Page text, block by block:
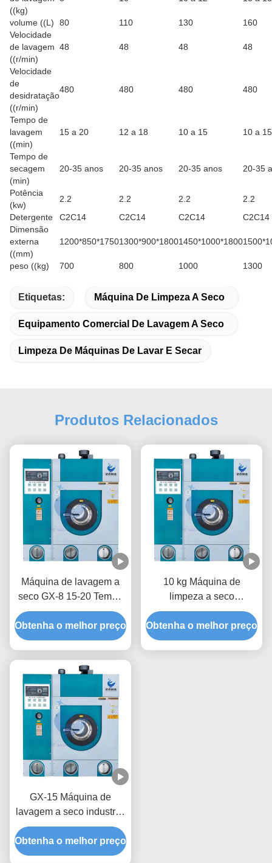
((kg)
volume ((L) 80 110 130
160
Velocidade
de lavagem
((r/min)
48 48 48 48
Velocidade
de
desidratação
((r/min)
480 480 480 480
Tempo de
lavagem
((min)
15 a 20 12 a 18 10 a 15 10 a 15
Tempo de
secagem
(min)
20-35 anos 20-35 anos 20-35 anos 20-35
Potência
(kw)
2.2 2.2 2.2
2.2
Detergente
C2C14 C2C14 C2C14
C2C14
Dimensão
externa
((mm)
1200*850*17501300*900*18001450*1000*1800
peso ((kg) 700 800 1000 1300
Etiquetas: Máquina De Limpeza A Seco
Equipamento Comercial De Lavagem A Seco
Limpeza De Máquinas De Lavar E Secar
Produtos Relacionados
Máquina de lavagem a
seco GX-8 15-20 Tempo
de lavagem
Obtenha o melhor preço
10 kg Máquina de
limpeza a seco
totalmente automática
comercial GX-10
Obtenha o melhor preço
GX-15 Máquina de
lavagem a seco industrial
para roupas 13-15kg
160L
Obtenha o melhor preço